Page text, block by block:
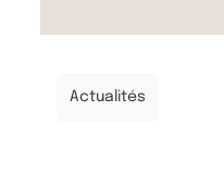
Actualités